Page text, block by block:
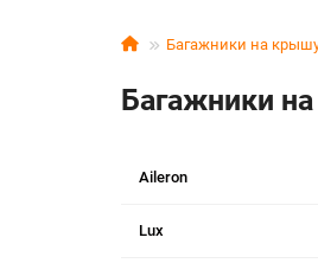
Багажники на
Багажники
Aileron
Lux